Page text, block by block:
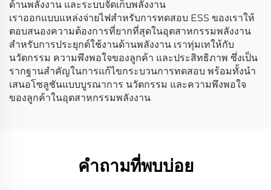
ด้านพลังงาน และระบบจัดเก็บพลังงาน
เราออกแบบแหล่งจ่ายไฟสำหรับการทดสอบ ESS ของเราให้
ตอบสนองความต้องการที่ยากที่สุดในอุตสาหกรรมพลังงาน
สำหรับการประยุกต์ใช้งานด้านพลังงาน เราทุ่มเทให้กับ
นวัตกรรม ความพึงพอใจของลูกค้า และประสิทธิภาพ ซึ่งเป็น
รากฐานสำคัญในการแก้ไขกระบวนการทดสอบ พร้อมทั้งนำ
เสนอโซลูชันแบบบูรณาการ นวัตกรรม และความพึงพอใจ
ของลูกค้าในอุตสาหกรรมพลังงาน
คำถามที่พบบ่อย